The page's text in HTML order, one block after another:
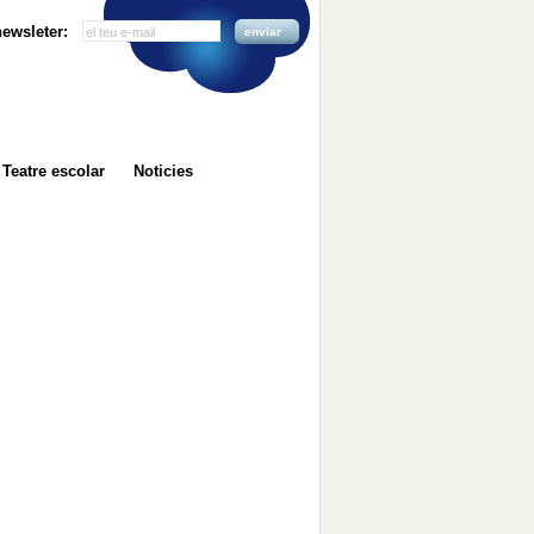
enviar
Teatre escolar Noticies